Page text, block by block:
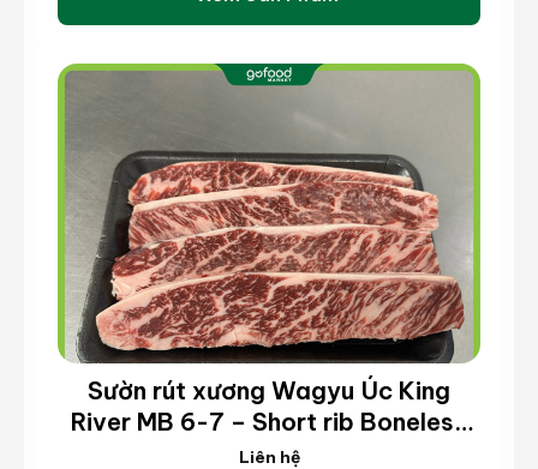
Sườn rút xương Wagyu Úc King
River MB 6-7 – Short rib Boneless
Wagyu King River MB 6-7 (kg)
Liên hệ